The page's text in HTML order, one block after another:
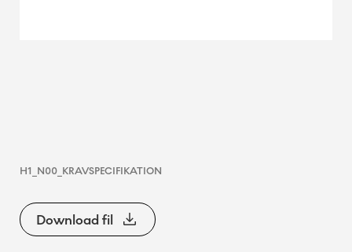
H1_N00_KRAVSPECIFIKATION
Download fil